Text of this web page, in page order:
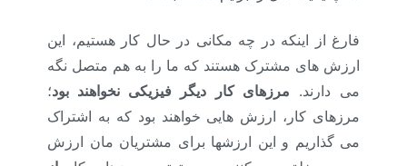
فارغ از اینکه در چه مکانی در حال کار هستیم، این
ارزش های مشترک هستند که ما را به هم متصل نگه
می دارند. مرزهای کار دیگر فیزیکی نخواهند بود؛
مرزهای کار، ارزش هایی خواهند بود که به اشتراک
می گذاریم و این ارزشها برای مشتریان مان ارزش